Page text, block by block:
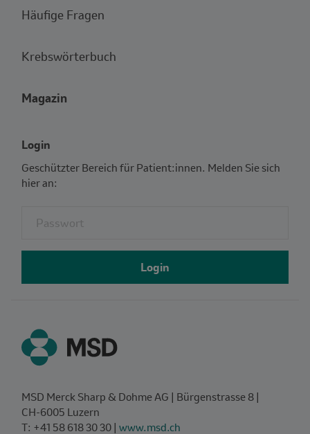
Häufige Fragen
Krebswörterbuch
Magazin
Login
Geschützter Bereich für Patient:innen. Melden Sie sich
hier an:
Login
MSD Merck Sharp & Dohme AG | Bürgenstrasse 8 |
CH‑6005 Luzern
T: +41 58 618 30 30 | www.msd.ch